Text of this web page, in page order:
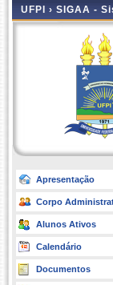
UFPI › SIGAA -
Apresentação
Corpo
Alunos Ativos
Calendário
Documentos